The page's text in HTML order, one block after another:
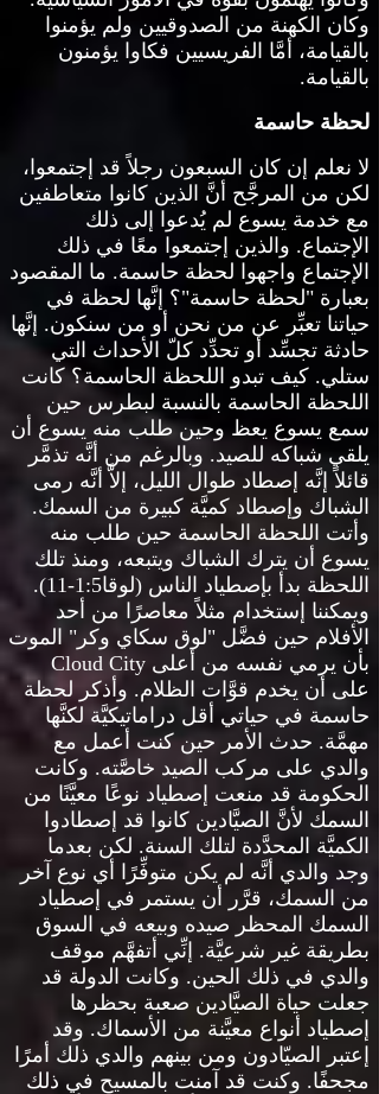
وكان الكهنة من الصدوقيين ولم يؤمنوا
بالقيامة، أمَّا الفريسيين فكاوا يؤمنون
بالقيامة.
لحظة حاسمة
لا نعلم إن كان السبعون رجلاً قد إجتمعوا،
لكن من المرجَّح أنَّ الذين كانوا متعاطفين
مع خدمة يسوع لم يُدعوا إلى ذلك
الإجتماع. والذين إجتمعوا معًا في ذلك
الإجتماع واجهوا لحظة حاسمة. ما المقصود
بعبارة "لحظة حاسمة"؟ إنَّها لحظة في
حياتنا تعبِّر عن من نحن أو من سنكون. إنَّها
حادثة تجسِّد أو تحدِّد كلّ الأحداث التي
ستلي. كيف تبدو اللحظة الحاسمة؟ كانت
اللحظة الحاسمة بالنسبة لبطرس حين
سمع يسوع يعظ وحين طلب منه يسوع أن
يلقي شباكه للصيد. وبالرغم من أنَّه تذمَّر
قائلاً إنَّه إصطاد طوال الليل، إلاَّ أنَّه رمى
الشباك وإصطاد كميَّة كبيرة من السمك.
وأتت اللحظة الحاسمة حين طلب منه
يسوع أن يترك الشباك ويتبعه، ومنذ تلك
اللحظة بدأ بإصطياد الناس (لوقا1:5-11).
ويمكننا إستخدام مثلاً معاصرًا من أحد
الأفلام حين فضَّل "لوق سكاي وكر " الموت
بأن يرمي نفسه من أعلى Cloud City
على أن يخدم قوَّات الظلام. وأذكر لحظة
حاسمة في حياتي أقل دراماتيكيَّة لكنَّها
مهمَّة. حدث الأمر حين كنت أعمل مع
والدي على مركب الصيد خاصَّته. وكانت
الحكومة قد منعت إصطياد نوعًا معيَّنًا من
السمك لأنَّ الصيَّادين كانوا قد إصطادوا
الكميَّة المحدَّدة لتلك السنة. لكن بعدما
وجد والدي أنَّه لم يكن متوفِّرًا أي نوع آخر
من السمك، قرَّر أن يستمر في إصطياد
السمك المحظر صيده وبيعه في السوق
بطريقة غير شرعيَّة. إنِّي أتفهَّم موقف
والدي في ذلك الحين. وكانت الدولة قد
جعلت حياة الصيَّادين صعبة بحظرها
إصطياد أنواع معيَّنة من الأسماك. وقد
إعتبر الصيّادون ومن بينهم والدي ذلك أمرًا
مجحفًا. وكنت قد آمنت بالمسيح في ذلك